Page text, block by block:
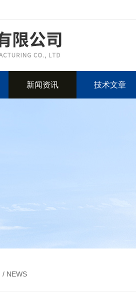
新闻资讯 技术文章
/ NEWS